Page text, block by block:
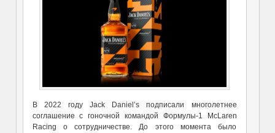
В 2022 году Jack Daniel’s подписали многолетнее
соглашение с гоночной командой Формулы-1 McLaren
Racing о сотрудничестве. До этого момента было